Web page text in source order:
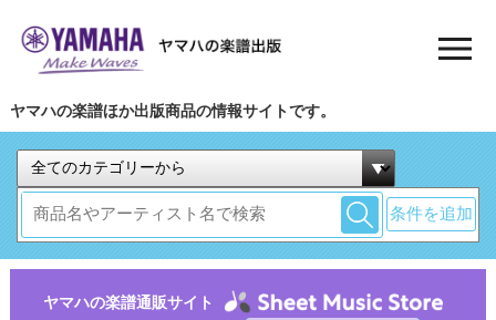
ヤマハの楽譜ほか出版商品の情報サイトです。
条件を追加
ヤマハの楽譜通販サイト